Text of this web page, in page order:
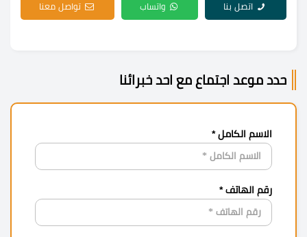
اتصل بنا واتساب تواصل معنا
حدد موعد اجتماع مع احد خبرائنا
الاسم الكامل *
رقم الهاتف *